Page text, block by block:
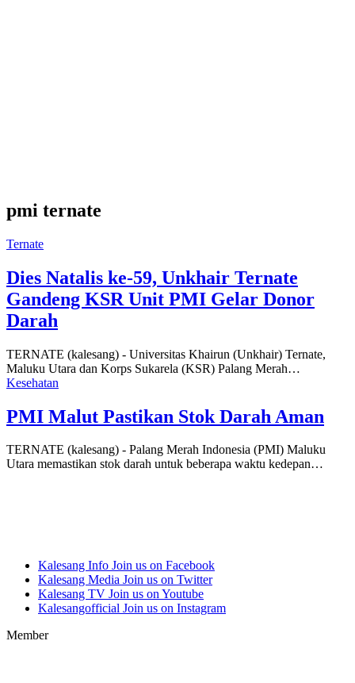
pmi ternate
Ternate
Dies Natalis ke-59, Unkhair Ternate
Gandeng KSR Unit PMI Gelar Donor
Darah
TERNATE (kalesang) - Universitas Khairun (Unkhair) Ternate,
Maluku Utara dan Korps Sukarela (KSR) Palang Merah…
Kesehatan
PMI Malut Pastikan Stok Darah Aman
TERNATE (kalesang) - Palang Merah Indonesia (PMI) Maluku
Utara memastikan stok darah untuk beberapa waktu kedepan…
Kalesang Info Join us on Facebook
Kalesang Media Join us on Twitter
Kalesang TV Join us on Youtube
Kalesangofficial Join us on Instagram
Member